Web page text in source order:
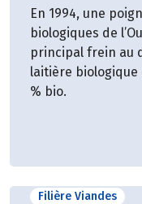
En 1994, une
biologiques de
principal frein au
laitière biologique
% bio.
Filière Viandes